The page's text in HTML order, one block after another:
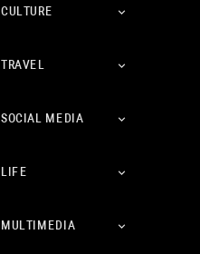
CULTURE
TRAVEL
SOCIAL MEDIA
LIFE
MULTIMEDIA